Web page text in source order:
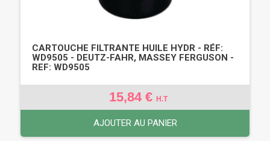
CARTOUCHE FILTRANTE HUILE HYDR - RÉF:
WD9505 - DEUTZ-FAHR, MASSEY FERGUSON -
REF: WD9505
15,84 € H.T
AJOUTER AU PANIER